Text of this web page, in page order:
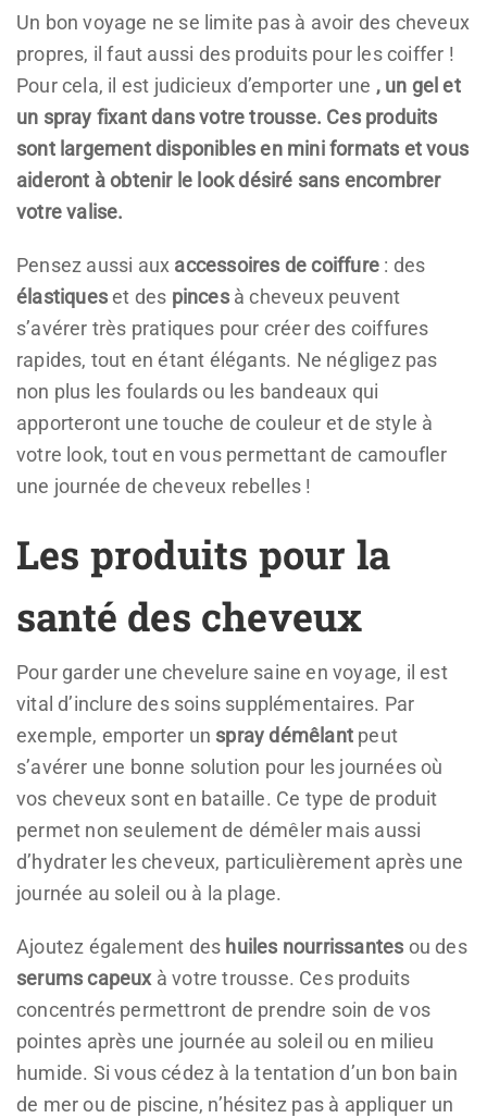
Un bon voyage ne se limite pas à avoir des cheveux
propres, il faut aussi des produits pour les coiffer !
Pour cela, il est judicieux d’emporter une , un gel et
un spray fixantdans votre trousse. Ces produits
sont largement disponibles en mini formats et vous
aideront à obtenir le look désiré sans encombrer
votre valise.
Pensez aussi aux accessoires de coiffure : des
élastiqueset des pincesà cheveux peuvent
s’avérer très pratiques pour créer des coiffures
rapides, tout en étant élégants. Ne négligez pas
non plus les foulards ou les bandeaux qui
apporteront une touche de couleur et de style à
votre look, tout en vous permettant de camoufler
une journée de cheveux rebelles !
Les produits pour la
santé des cheveux
Pour garder une chevelure saine en voyage, il est
vital d’inclure des soins supplémentaires. Par
exemple, emporter un spray démêlant peut
s’avérer une bonne solution pour les journées où
vos cheveux sont en bataille. Ce type de produit
permet non seulement de démêler mais aussi
d’hydrater les cheveux, particulièrement après une
journée au soleil ou à la plage.
Ajoutez également des huiles nourrissantes ou des
serums capeuxà votre trousse. Ces produits
concentrés permettront de prendre soin de vos
pointes après une journée au soleil ou en milieu
humide. Si vous cédez à la tentation d’un bon bain
de mer ou de piscine, n’hésitez pas à appliquer un